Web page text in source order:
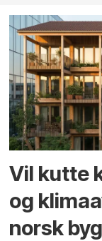
Vil kutte
og
norsk